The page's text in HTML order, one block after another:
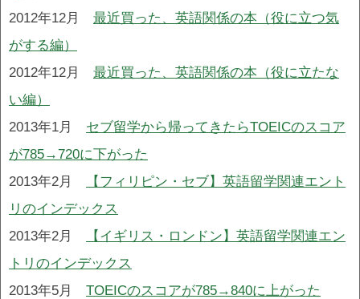
2012年12月 最近買った、英語関係の本（役に立つ気
がする編）
2012年12月 最近買った、英語関係の本（役に立たな
い編）
2013年1月 セブ留学から帰ってきたらTOEICのスコア
が785→720に下がった
2013年2月
【フィリピン・セブ】英語留学関連エント
リのインデックス
2013年2月
【イギリス・ロンドン】英語留学関連エン
トリのインデックス
2013年5月 TOEICのスコアが785→840に上がった